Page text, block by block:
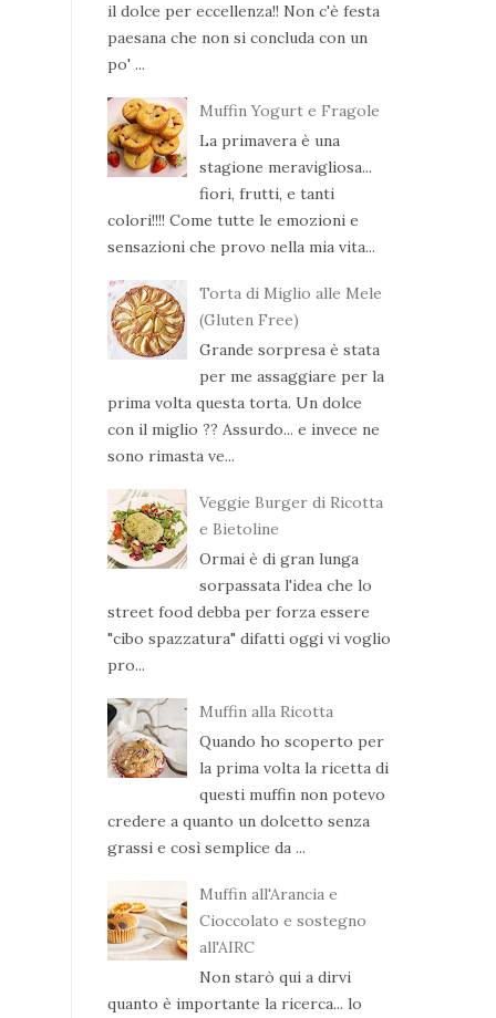
il dolce per eccellenza!! Non c'è festa
paesana che non si concluda con un
po' ...
Muffin Yogurt e Fragole
La primavera è una
stagione meravigliosa...
fiori, frutti, e tanti
colori!!!! Come tutte le emozioni e
sensazioni che provo nella mia vita...
Torta di Miglio alle Mele
(Gluten Free)
Grande sorpresa è stata
per me assaggiare per la
prima volta questa torta. Un dolce
con il miglio ?? Assurdo... e invece ne
sono rimasta ve...
Veggie Burger di Ricotta
e Bietoline
Ormai è di gran lunga
sorpassata l'idea che lo
street food debba per forza essere
"cibo spazzatura" difatti oggi vi voglio
pro...
Muffin alla Ricotta
Quando ho scoperto per
la prima volta la ricetta di
questi muffin non potevo
credere a quanto un dolcetto senza
grassi e così semplice da ...
Muffin all'Arancia e
Cioccolato e sostegno
all'AIRC
Non starò qui a dirvi
quanto è importante la ricerca... lo